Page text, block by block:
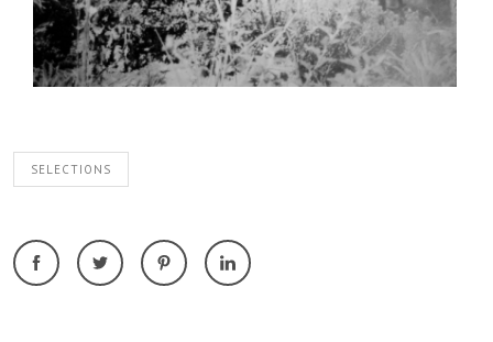
SELECTIONS